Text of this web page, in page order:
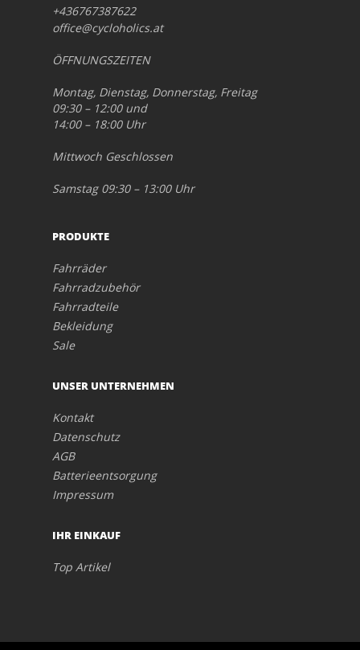
+436767387622
office@cycloholics.at
ÖFFNUNGSZEITEN
Montag, Dienstag, Donnerstag, Freitag
09:30 – 12:00 und
14:00 – 18:00 Uhr
Mittwoch Geschlossen
Samstag 09:30 – 13:00 Uhr
PRODUKTE
Fahrräder
Fahrradzubehör
Fahrradteile
Bekleidung
Sale
UNSER UNTERNEHMEN
Kontakt
Datenschutz
AGB
Batterieentsorgung
Impressum
IHR EINKAUF
Top Artikel